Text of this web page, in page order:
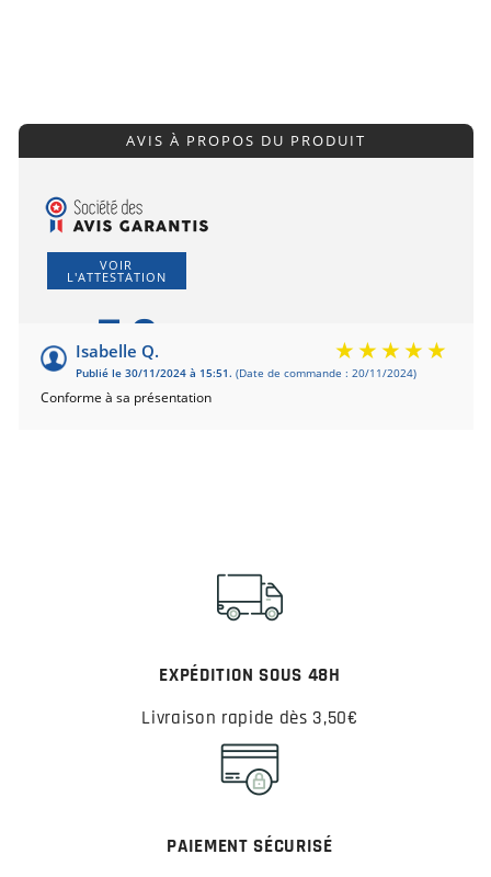
AVIS À PROPOS DU PRODUIT
VOIR
L'ATTESTATION
5.0/5
Isabelle Q.
Publié le 30/11/2024 à 15:51. (Date de commande : 20/11/2024)
Conforme à sa présentation
EXPÉDITION SOUS 48H
Livraison rapide dès 3,50€
PAIEMENT SÉCURISÉ